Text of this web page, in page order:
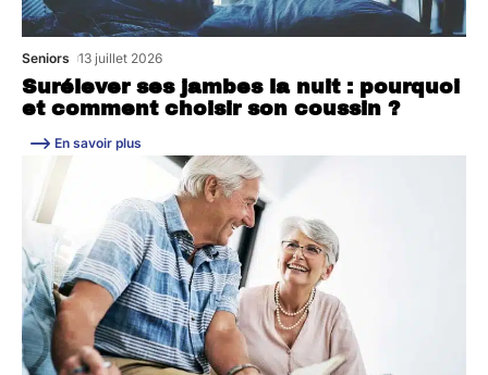
Surélever ses jambes la nuit : pourquoi
et comment choisir son coussin ?
Seniors 13 juillet 2026
En savoir plus